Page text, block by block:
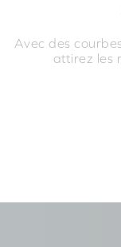
Avec des
attirez les